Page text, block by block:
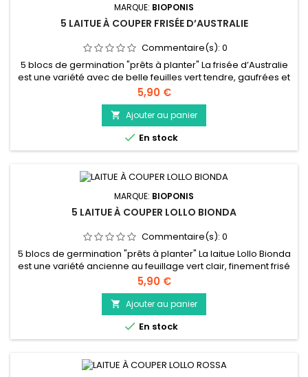
MARQUE: BIOPONIS
5 LAITUE À COUPER FRISÉE D’AUSTRALIE
Commentaire(s): 0
5 blocs de germination "prêts à planter" La frisée d’Australie
est une variété avec de belle feuilles vert tendre, gaufrées et
brillantes. Elle se consomme principalement crue dans une
salade composée, mais vous pouvez aussi la déguster cuite.
Prix
5,90 €
 Ajouter au panier
 En stock
MARQUE: BIOPONIS
5 LAITUE À COUPER LOLLO BIONDA
Commentaire(s): 0
5 blocs de germination "prêts à planter" La laitue Lollo Bionda
est une variété ancienne au feuillage vert clair, finement frisé
et croquant à la saveur douce, et à la texture agréable et
tendre. Elle se consomme principalement crue dans une
salade composée, mais vous pouvez aussi la déguster cuite.
Prix
5,90 €
 Ajouter au panier
 En stock